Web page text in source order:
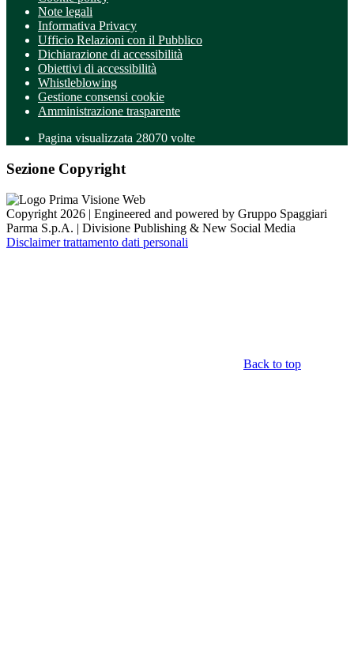
Note legali
Informativa Privacy
Ufficio Relazioni con il Pubblico
Dichiarazione di accessibilità
Obiettivi di accessibilità
Whistleblowing
Gestione consensi cookie
Amministrazione trasparente
Pagina visualizzata 28070 volte
Sezione Copyright
Copyright 2026 | Engineered and powered by Gruppo Spaggiari
Parma S.p.A. | Divisione Publishing & New Social Media
Disclaimer trattamento dati personali
Back to top